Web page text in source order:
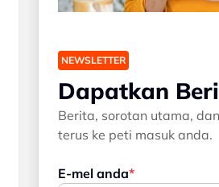
NEWSLETTER
Dapatkan
Berita, sorotan utama,
terus ke peti masuk anda.
E-mel anda